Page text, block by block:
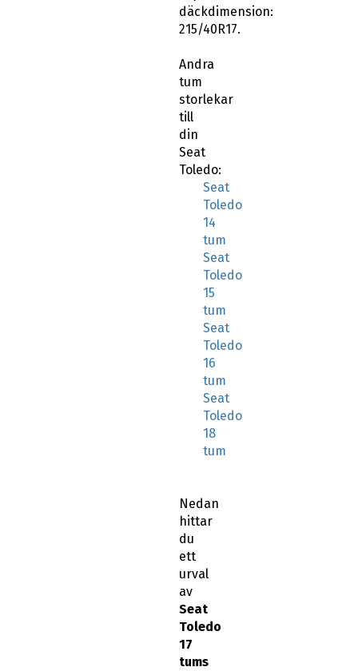
däckdimension:
215/40R17.
Andra
tum
storlekar
till
din
Seat
Toledo:
Seat
Toledo
14
tum
Seat
Toledo
15
tum
Seat
Toledo
16
tum
Seat
Toledo
18
tum
Nedan
hittar
du
ett
urval
av
Seat
Toledo
17
tums